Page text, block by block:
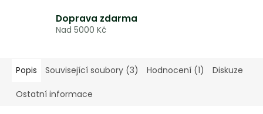
Doprava zdarma
Nad 5000 Kč
Popis Související soubory (3) Hodnocení (1) Diskuze
Ostatní informace